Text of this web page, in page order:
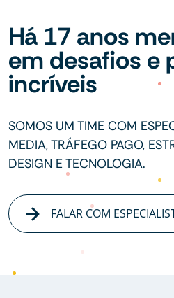
Há 17 anos
em desafios e
incríveis
SOMOS UM TIME COM
MEDIA, TRÁFEGO PAGO,
DESIGN E TECNOLOGIA.
FALAR COM